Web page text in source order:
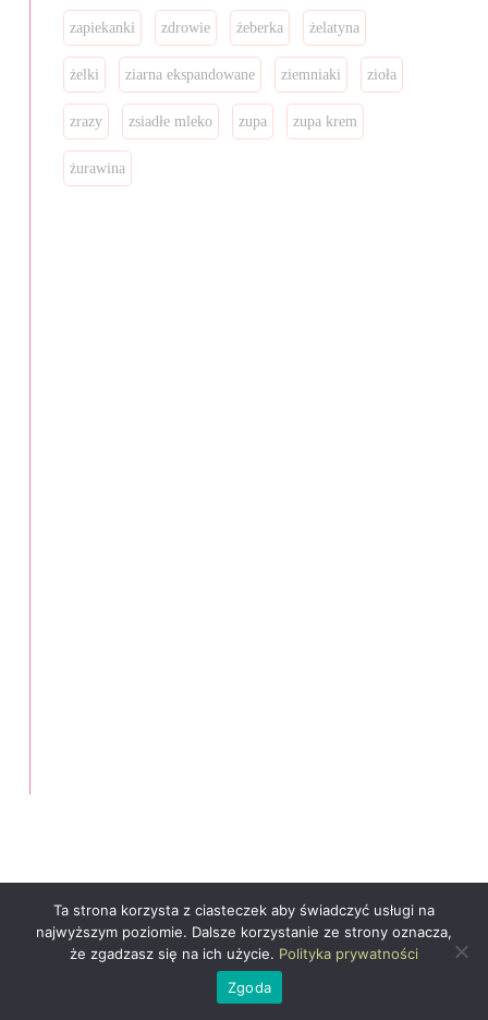
zapiekanki zdrowie żeberka żelatyna
żelki ziarna ekspandowane ziemniaki zioła
zrazy zsiadłe mleko zupa zupa krem
żurawina
Ta strona korzysta z ciasteczek aby świadczyć usługi na
najwyższym poziomie. Dalsze korzystanie ze strony oznacza,
że zgadzasz się na ich użycie. Polityka prywatności
Zgoda